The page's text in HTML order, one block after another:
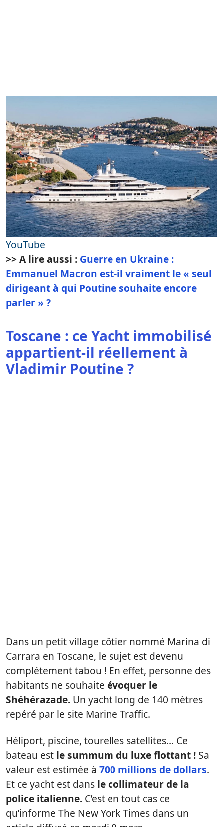
YouTube
>> A lire aussi : Guerre en Ukraine :
Emmanuel Macron est-il vraiment le « seul
dirigeant à qui Poutine souhaite encore
parler » ?
Toscane : ce Yacht immobilisé
appartient-il réellement à
Vladimir Poutine ?
Dans un petit village côtier nommé Marina di
Carrara en Toscane, le sujet est devenu
complétement tabou ! En effet, personne des
habitants ne souhaite évoquer le
Shéhérazade. Un yacht long de 140 mètres
repéré par le site Marine Traffic.
Héliport, piscine, tourelles satellites… Ce
bateau est le summum du luxe flottant ! Sa
valeur est estimée à 700 millions de dollars.
Et ce yacht est dans le collimateur de la
police italienne. C’est en tout cas ce
qu’informe The New York Times dans un